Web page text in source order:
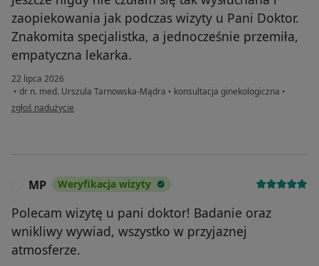
zaopiekowania jak podczas wizyty u Pani Doktor.
Znakomita specjalistka, a jednocześnie przemiła,
empatyczna lekarka.
22 lipca 2026
• dr n. med. Urszula Tarnowska-Mądra • konsultacja ginekologiczna •
w opinii użytkownika Monika
zgłoś nadużycie
MP Weryfikacja wizyty
Polecam wizytę u pani doktor! Badanie oraz
wnikliwy wywiad, wszystko w przyjaznej
atmosferze.